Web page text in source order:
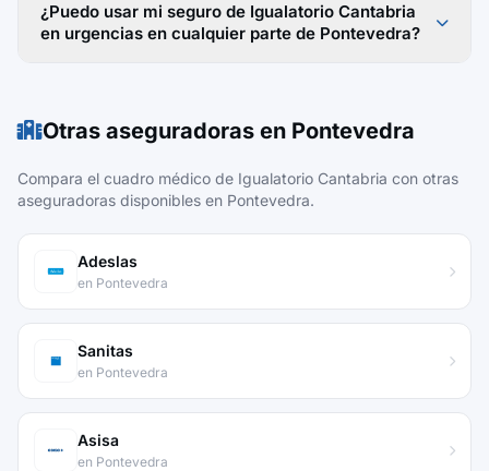
¿Puedo usar mi seguro de Igualatorio Cantabria
en urgencias en cualquier parte de Pontevedra?
Otras aseguradoras en Pontevedra
Compara el cuadro médico de Igualatorio Cantabria con otras
aseguradoras disponibles en Pontevedra.
Adeslas
en Pontevedra
Sanitas
en Pontevedra
Asisa
en Pontevedra